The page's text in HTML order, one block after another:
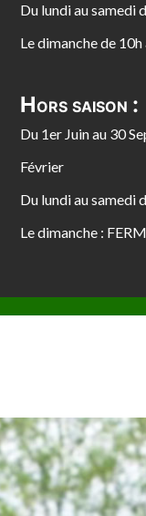
Du lundi au samedi
Le dimanche de 10h
Hors saison :
Du 1er Juin au 30
Février
Du lundi au samedi
Le dimanche :